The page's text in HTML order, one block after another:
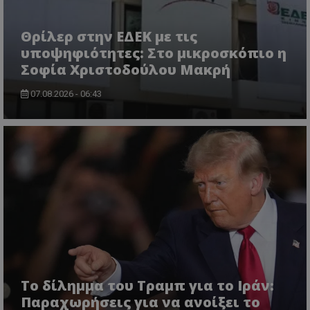
Θρίλερ στην ΕΔΕΚ με τις
υποψηφιότητες: Στο μικροσκόπιο η
Σοφία Χριστοδούλου Μακρή
07.08.2026 - 06:43
Το δίλημμα του Τραμπ για το Ιράν:
Παραχωρήσεις για να ανοίξει το
YouTube
.youtube.com